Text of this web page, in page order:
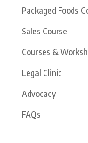
Packaged Foods
Sales Course
Courses &
Legal Clinic
Advocacy
FAQs